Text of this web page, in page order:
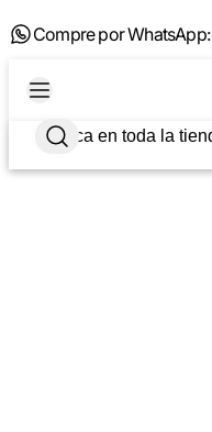
Compre por WhatsApp: